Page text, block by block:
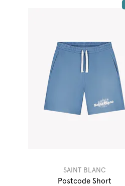
SAINT BLANC
Postcode Short